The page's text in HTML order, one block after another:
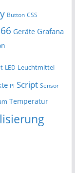
Button CSS
Geräte Grafana
LED Leuchtmittel
PI Script Sensor
Temperatur